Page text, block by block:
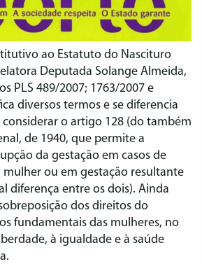
ao Estatuto do Nascituro
Deputada Solange Almeida,
PLS 489/2007; 1763/2007 e
diversos termos e se diferencia
o artigo 128 (do também
de 1940, que permite a
da gestação em casos de
mulher ou em gestação resultante
diferença entre os dois). Ainda
dos direitos do
fundamentais das mulheres, no
à igualdade e à saúde